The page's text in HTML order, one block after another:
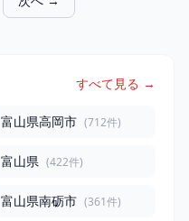
すべて見る →
富山県高岡市 (712件)
富山県 (422件)
富山県南砺市 (361件)